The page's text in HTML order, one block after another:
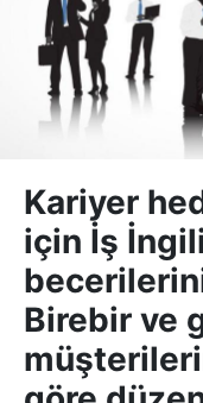
Kariyer
için İş
Birebir ve